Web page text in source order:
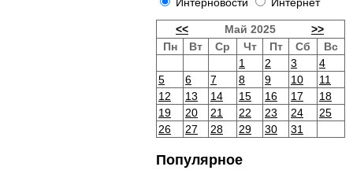
<< Май 2025
>>
Пн
Вт Ср Чт Пт Сб
Вс
1
2 3
4
5
6 7 8 9 10
11
12
13 14 15 16 17
18
19
20 21 22 23 24
25
26
27 28 29 30 31
Популярное